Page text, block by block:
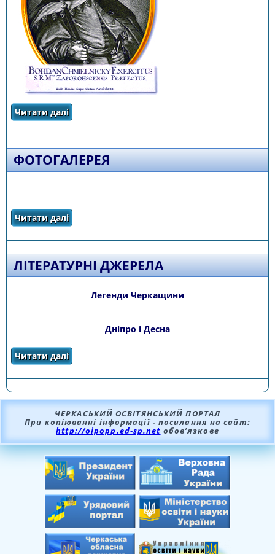
Читати даліпро Визначні особистості
ФОТОГАЛЕРЕЯ
Читати даліпро Фотогалерея
ЛІТЕРАТУРНІ ДЖЕРЕЛА
Легенди Черкащини
Дніпро і Десна
Читати даліпро Літературні джерела
ЧЕРКАСЬКИЙ ОСВІТЯНСЬКИЙ ПОРТАЛ
При копіюванні інформації - посилання на сайт:
http://oipopp.ed-sp.net обов’язкове